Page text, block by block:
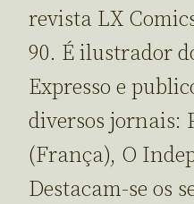
revista LX
90. É ilustrador
Expresso e
diversos jornais:
(França), O
Destacam-se os